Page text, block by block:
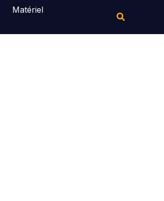
Matériel
Rechercher